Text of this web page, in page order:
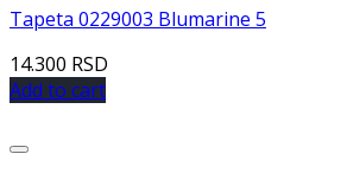
Tapeta 0229003 Blumarine 5
14.300 RSD
Add to cart